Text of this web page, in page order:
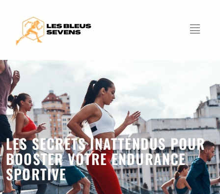
LES SECRETS INATTENDUS POUR
BOOSTER VOTRE ENDURANCE
SPORTIVE